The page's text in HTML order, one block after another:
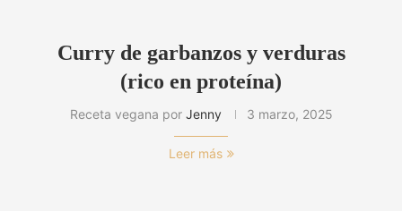
Curry de garbanzos y verduras
(rico en proteína)
Receta vegana por Jenny 3 marzo, 2025
Leer más